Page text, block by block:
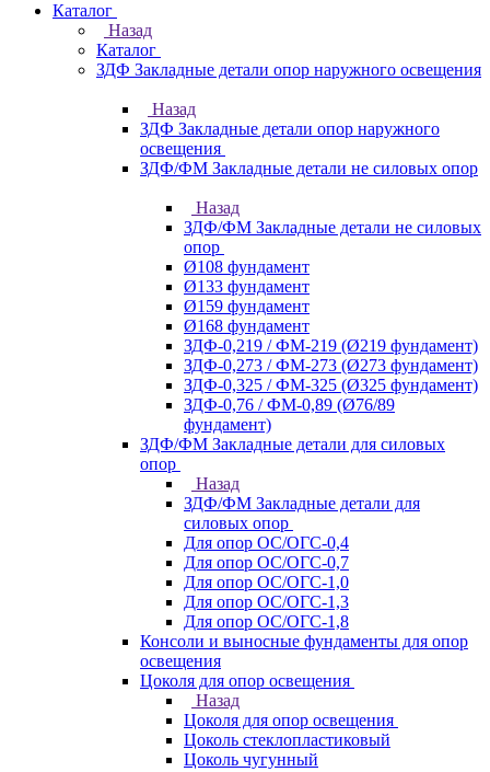
Каталог
Назад
Каталог
ЗДФ Закладные детали опор наружного освещения
Назад
ЗДФ Закладные детали опор наружного
освещения
ЗДФ/ФМ Закладные детали не силовых опор
Назад
ЗДФ/ФМ Закладные детали не силовых
опор
Ø108 фундамент
Ø133 фундамент
Ø159 фундамент
Ø168 фундамент
ЗДФ-0,219 / ФМ-219 (Ø219 фундамент)
ЗДФ-0,273 / ФМ-273 (Ø273 фундамент)
ЗДФ-0,325 / ФМ-325 (Ø325 фундамент)
ЗДФ-0,76 / ФМ-0,89 (Ø76/89
фундамент)
ЗДФ/ФМ Закладные детали для силовых
опор
Назад
ЗДФ/ФМ Закладные детали для
силовых опор
Для опор ОС/ОГС-0,4
Для опор ОС/ОГС-0,7
Для опор ОС/ОГС-1,0
Для опор ОС/ОГС-1,3
Для опор ОС/ОГС-1,8
Консоли и выносные фундаменты для опор
освещения
Цоколя для опор освещения
Назад
Цоколя для опор освещения
Цоколь стеклопластиковый
Цоколь чугунный